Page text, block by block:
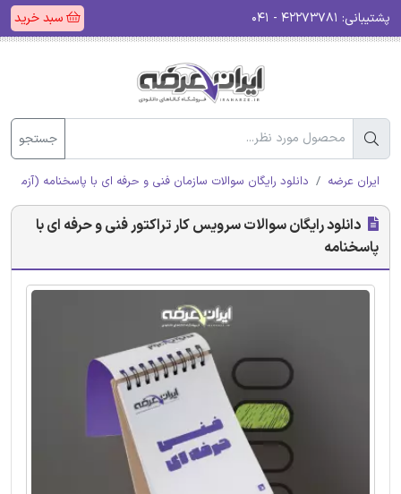
پشتیبانی: سبد خرید
جستجو
ایران عرضه دانلود رایگان سوالات سازمان فنی و حرفه ای با پاسخنامه (آزمون
دانلود رایگان سوالات سرویس کار تراکتور فنی و حرفه ای با
پاسخنامه